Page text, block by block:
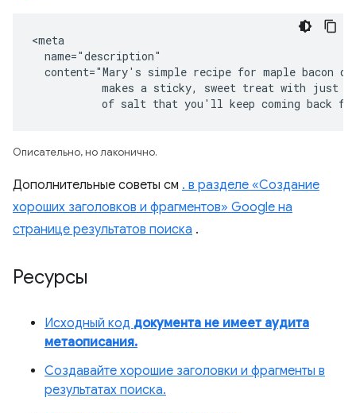
<meta
  name="description"
content="Mary's simple recipe for maple bacon
makes a sticky, sweet treat with just a
of salt that you'll keep coming back
Описательно, но лаконично.
Дополнительные советы см . в разделе «Создание
хороших заголовков и фрагментов» Google на
странице результатов поиска .
Ресурсы
Исходный код документа не имеет аудита
метаописания.
Создавайте хорошие заголовки и фрагменты в
результатах поиска.